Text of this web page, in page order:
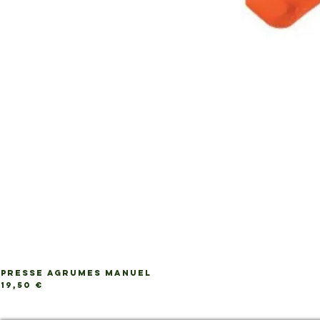
PRESSE AGRUMES MANUEL
Prix
19,50 €